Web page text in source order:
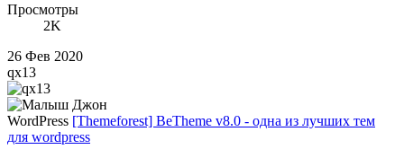
Просмотры
2K
26 Фев 2020
qx13
WordPress [Themeforest] BeTheme v8.0 - одна из лучших тем
для wordpress